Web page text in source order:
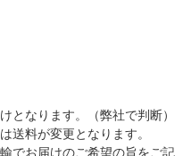
となります。（弊社で判断）
送料が変更となります。
でお届けのご希望の旨をご記